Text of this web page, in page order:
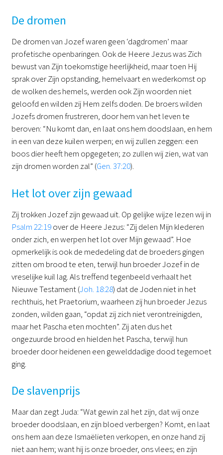
De dromen
De dromen van Jozef waren geen ‘dagdromen’ maar
profetische openbaringen. Ook de Heere Jezus was Zich
bewust van Zijn toekomstige heerlijkheid, maar toen Hij
sprak over Zijn opstanding, hemelvaart en wederkomst op
de wolken des hemels, werden ook Zijn woorden niet
geloofd en wilden zij Hem zelfs doden. De broers wilden
Jozefs dromen frustreren, door hem van het leven te
beroven: “Nu komt dan, en laat ons hem doodslaan, en hem
in een van deze kuilen werpen; en wij zullen zeggen: een
boos dier heeft hem opgegeten; zo zullen wij zien, wat van
zijn dromen worden zal” (Gen. 37:20).
Het lot over zijn gewaad
Zij trokken Jozef zijn gewaad uit. Op gelijke wijze lezen wij in
Psalm 22:19over de Heere Jezus: “Zij delen Mijn klederen
onder zich, en werpen het lot over Mijn gewaad”. Hoe
opmerkelijk is ook de mededeling dat de broeders gingen
zitten om brood te eten, terwijl hun broeder Jozef in de
vreselijke kuil lag. Als treffend tegenbeeld verhaalt het
Nieuwe Testament (Joh. 18:28) dat de Joden niet in het
rechthuis, het Praetorium, waarheen zij hun broeder Jezus
zonden, wilden gaan, “opdat zij zich niet verontreinigden,
maar het Pascha eten mochten”. Zij aten dus het
ongezuurde brood en hielden het Pascha, terwijl hun
broeder door heidenen een gewelddadige dood tegemoet
ging.
De slavenprijs
Maar dan zegt Juda: “Wat gewin zal het zijn, dat wij onze
broeder doodslaan, en zijn bloed verbergen? Komt, en laat
ons hem aan deze Ismaëlieten verkopen, en onze hand zij
niet aan hem; want hij is onze broeder, ons vlees; en zijn